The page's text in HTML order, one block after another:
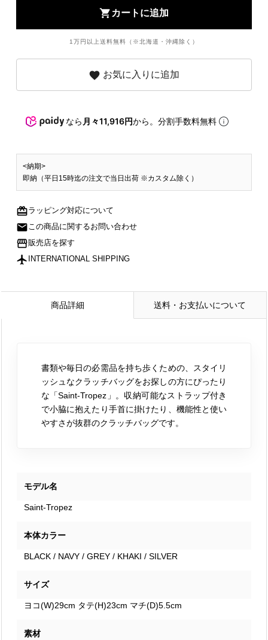
shopping_cart カートに追加
1万円以上送料無料（※北海道・沖縄除く）
favorite お気に入りに追加
なら 月々11,916円から。分割手数料無料
<納期>
即納（平日15時迄の注文で当日出荷 ※カスタム除く）
redeemラッピング対応について
mailこの商品に関するお問い合わせ
storefront販売店を探す
flight INTERNATIONAL SHIPPING
商品詳細 送料・お支払いについて
書類や毎日の必需品を持ち歩くための、スタイリ
ッシュなクラッチバッグをお探しの方にぴったり
な「Saint-Tropez」。収納可能なストラップ付き
で小脇に抱えたり手首に掛けたり、機能性と使い
やすさが抜群のクラッチバッグです。
モデル名
Saint-Tropez
本体カラー
BLACK / NAVY / GREY / KHAKI / SILVER
サイズ
ヨコ(W)29cm タテ(H)23cm マチ(D)5.5cm
素材